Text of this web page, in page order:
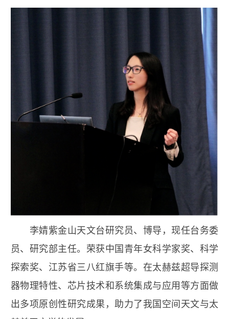
李婧紫金山天文台研究员、博导，现任台务委
员、研究部主任。荣获中国青年女科学家奖、科学
探索奖、江苏省三八红旗手等。在太赫兹超导探测
器物理特性、芯片技术和系统集成与应用等方面做
出多项原创性研究成果，助力了我国空间天文与太